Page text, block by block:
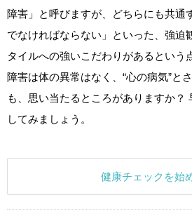
障害」と呼びますが、どちらにも共通
でなければならない」といった、強迫
タイルへの強いこだわりがあるという
障害は体の異常はなく、“心の病気”と
も、思い当たるところがありますか？
してみましょう。
健康チェックを始